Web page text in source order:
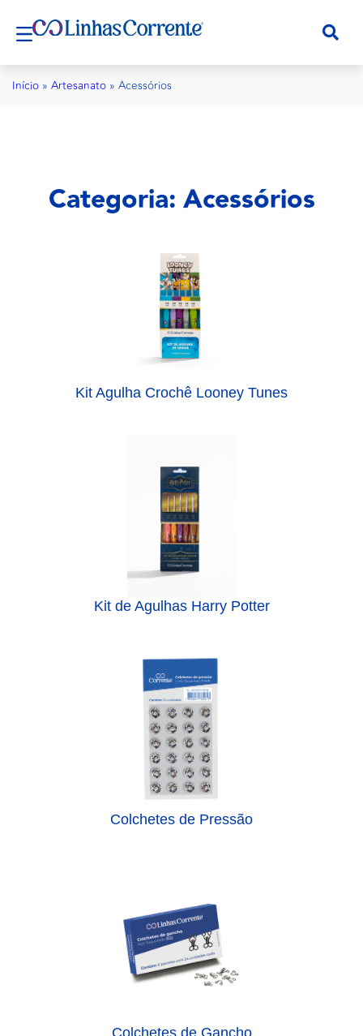
Início » Artesanato » Acessórios
Categoria: Acessórios
Kit Agulha Crochê Looney Tunes
Kit de Agulhas Harry Potter
Colchetes de Pressão
Colchetes de Gancho